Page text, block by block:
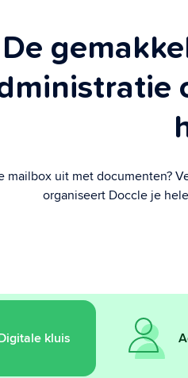
De
mailbox uit met documenten?
organiseert Doccle je
kluis